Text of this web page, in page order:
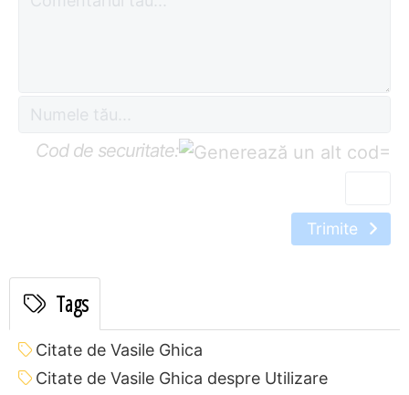
Cod de securitate: =
Trimite
Tags
Citate de Vasile Ghica
Citate de Vasile Ghica despre Utilizare